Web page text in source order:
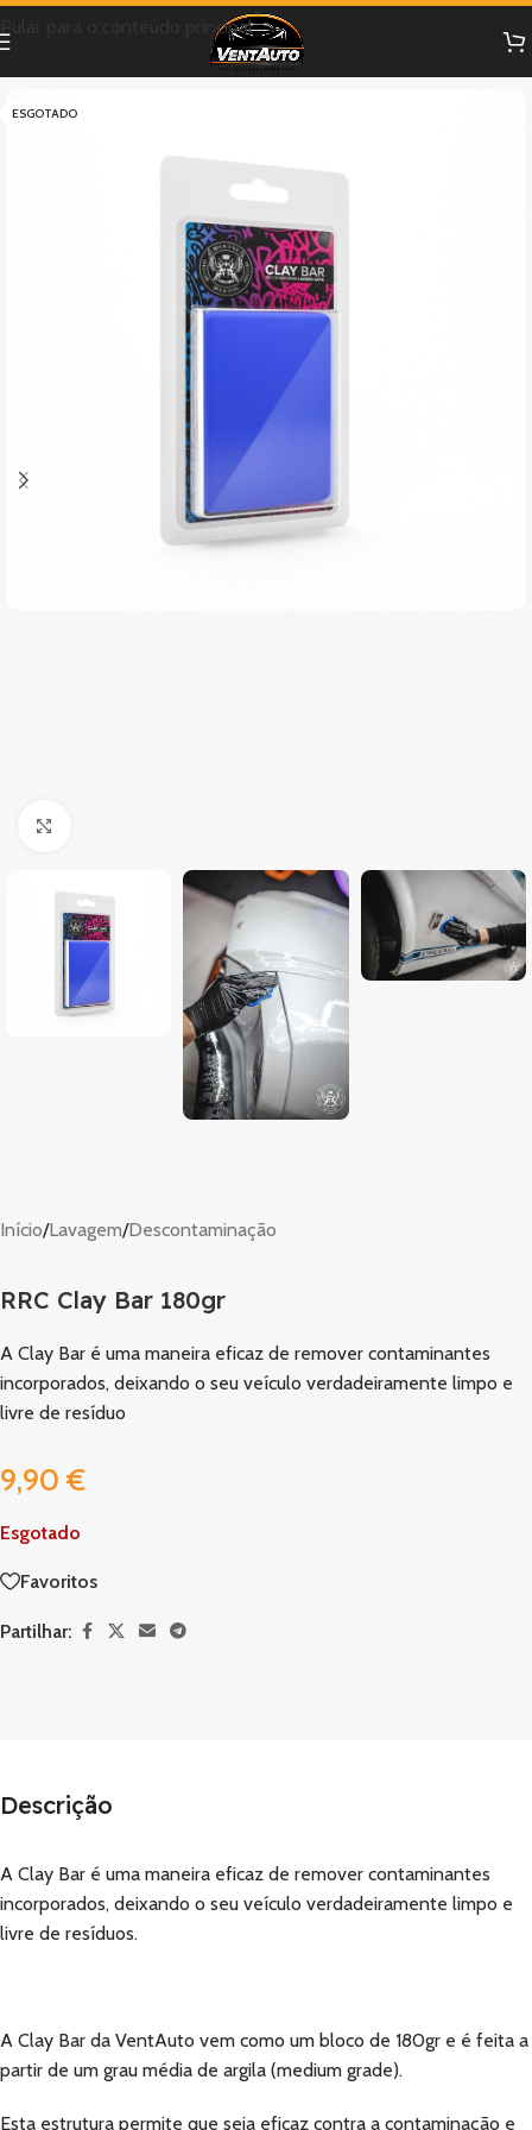
Pular para o conteúdo principal
ESGOTADO
Início/Lavagem/Descontaminação
RRC Clay Bar 180gr
A Clay Bar é uma maneira eficaz de remover contaminantes
incorporados, deixando o seu veículo verdadeiramente limpo e
livre de resíduo
9,90 €
Esgotado
Favoritos
Partilhar:
Descrição
A Clay Bar é uma maneira eficaz de remover contaminantes
incorporados, deixando o seu veículo verdadeiramente limpo e
livre de resíduos.
A Clay Bar da VentAuto vem como um bloco de 180gr e é feita a
partir de um grau média de argila (medium grade).
Esta estrutura permite que seja eficaz contra a contaminação e